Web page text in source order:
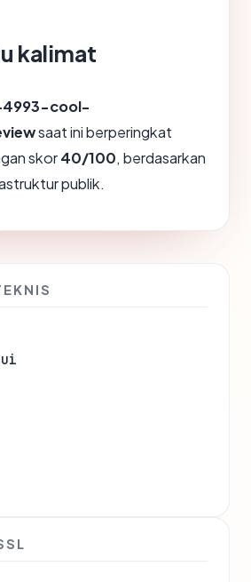
kalimat
cool-
saat ini berperingkat
skor40/100, berdasarkan
publik.